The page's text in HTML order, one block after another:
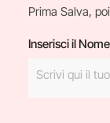
Prima Salva,
Inserisci il